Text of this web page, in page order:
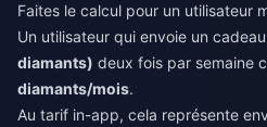
Faites le calcul pour un utilisateur
Un utilisateur qui envoie un
diamants) deux fois par semaine
diamants/mois.
Au tarif in-app, cela représente